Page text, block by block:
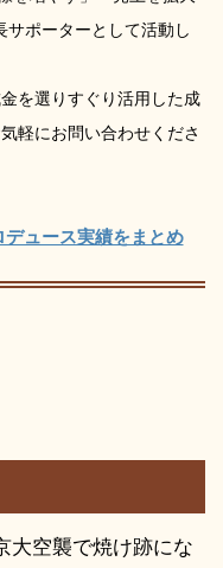
ポーターとして活動し
を選りすぐり活用した成
軽にお問い合わせくださ
ュース実績をまとめ
大空襲で焼け跡にな